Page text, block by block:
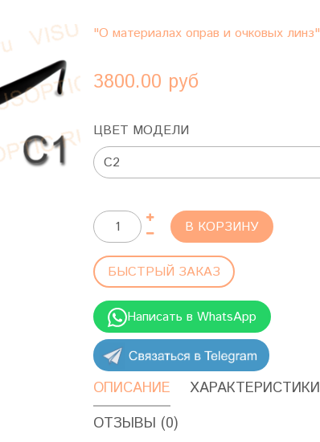
"О материалах оправ и очковых линз"
3800.00 руб
ЦВЕТ МОДЕЛИ
В КОРЗИНУ
БЫСТРЫЙ ЗАКАЗ
Написать в WhatsApp
ОПИСАНИЕ
ХАРАКТЕРИСТИКИ
ОТЗЫВЫ (0)